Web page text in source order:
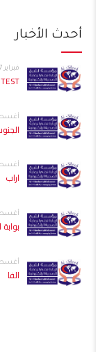
أحدث الأخبار
فبراير 17, 2026
أغسطس
أغسطس
اراب
أغسطس
أغسطس
الفا